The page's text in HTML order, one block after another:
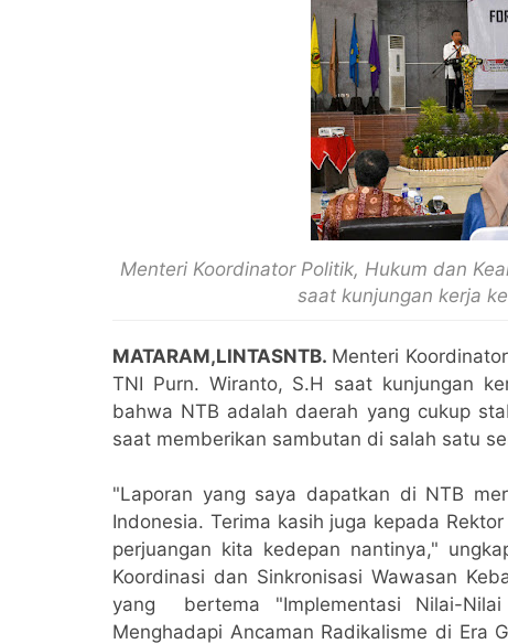
Menteri Koordinator Politik, Hukum dan
saat kunjungan kerja
MATARAM,LINTASNTB. Menteri
TNI Purn. Wiranto, S.H saat kunjungan
bahwa NTB adalah daerah yang cukup
saat memberikan sambutan di salah satu
"Laporan yang saya dapatkan di NTB
Indonesia. Terima kasih juga kepada
perjuangan kita kedepan nantinya,"
Koordinasi dan Sinkronisasi Wawasan
yang bertema "Implementasi Nilai-
Menghadapi Ancaman Radikalisme di Era